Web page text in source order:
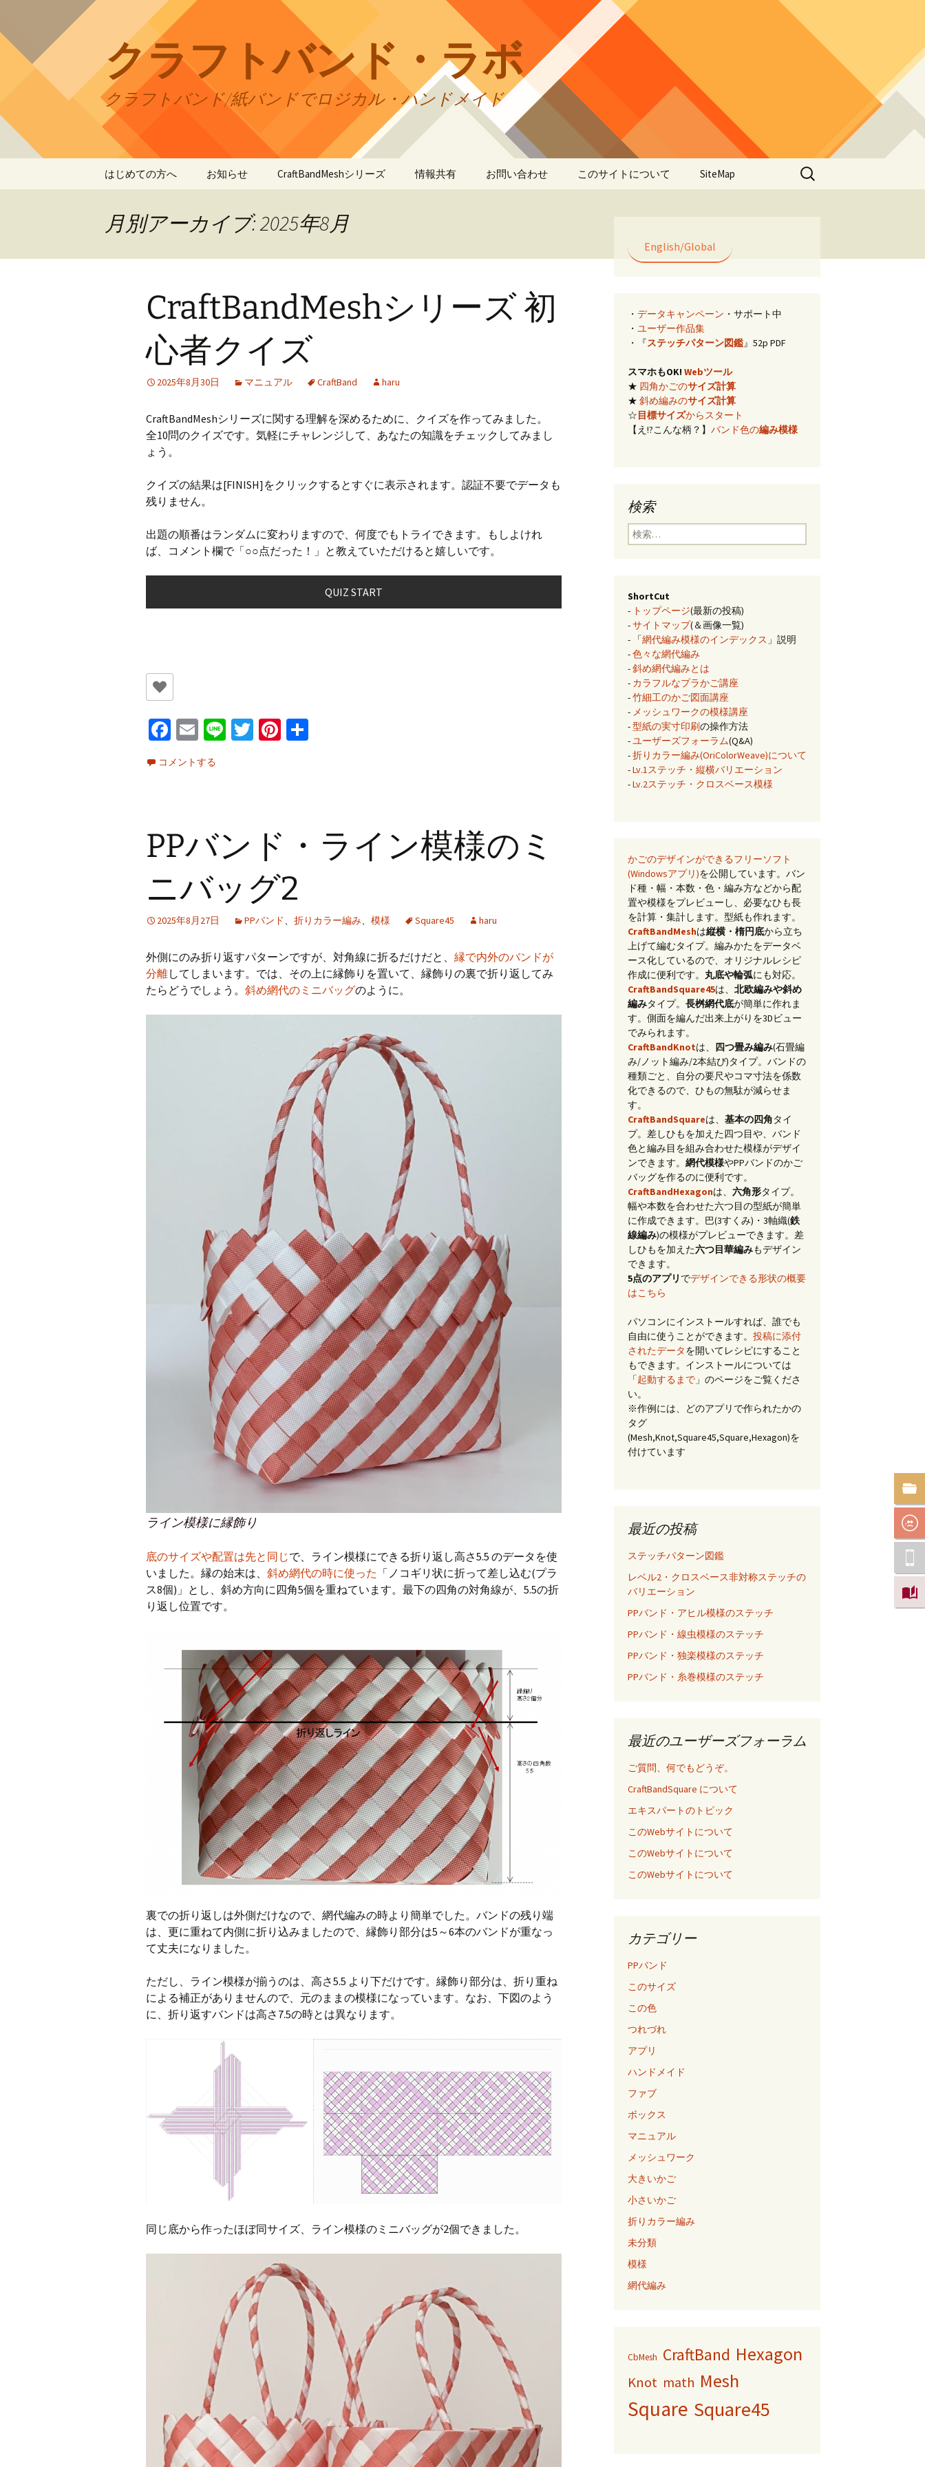
テ
キ
プ
クラフトバンド・ラボ
クラフトバンド/紙バンドでロジカル・ハンドメイド
はじめての方へ お知らせ CraftBandMeshシリーズ
CraftBandSquare45
CraftBandKnot出力例
CraftBandSquare
CbMesh
起動するまで
手動インストール手順
データについて
情報共有
リンク・リンク
四角かごのサイズ計算
目標サイズからの概算
バンド色の編み模様
クロスベースのステッ
チ・2色の組合せ模様
お問い合わせ このサイトについて
折りカラー編み
(OriColorWeave)につい
SiteMap
検
索:
月別アーカイブ: 2025年8月
CraftBandMeshシリーズ 初
心者クイズ
2025年8月30日 マニュアル CraftBand haru
CraftBandMeshシリーズに関する理解を深めるために、クイズを作ってみました。
全10問のクイズです。気軽にチャレンジして、あなたの知識をチェックしてみまし
ょう。
クイズの結果は[FINISH]をクリックするとすぐに表示されます。認証不要でデータも
残りません。
出題の順番はランダムに変わりますので、何度でもトライできます。もしよけれ
ば、コメント欄で「○○点だった！」と教えていただけると嬉しいです。
QUIZ START
Fa
ce
b
k
E
m
ai
Li T
Pi
コメントする
PPバンド・ライン模様のミ
ニバッグ2
2025年8月27日 PPバンド、 折りカラー編み、 模様 Square45 haru
外側にのみ折り返すパターンですが、対角線に折るだけだと、 縁で内外のバンドが
分離してしまいます。では、その上に縁飾りを置いて、縁飾りの裏で折り返してみ
たらどうでしょう。 斜め網代のミニバッグのように。
ライン模様に縁飾り
底のサイズや配置は先と同じで、ライン模様にできる折り返し高さ5.5 のデータを使
いました。縁の始末は、 斜め網代の時に使った 「ノコギリ状に折って差し込む(プラ
ス8個)」とし、斜め方向に四角5個を重ねています。最下の四角の対角線が、5.5の折
り返し位置です。
裏での折り返しは外側だけなので、網代編みの時より簡単でした。バンドの残り端
は、更に重ねて内側に折り込みましたので、縁飾り部分は5～6本のバンドが重なっ
て丈夫になりました。
ただし、ライン模様が揃うのは、高さ5.5 より下だけです。縁飾り部分は、折り重ね
による補正がありませんので、元のままの模様になっています。なお、下図のよう
に、折り返すバンドは高さ7.5の時とは異なります。
同じ底から作ったほぼ同サイズ、ライン模様のミニバッグが2個できました。
English/Global
・ データキャンペーン ・サポート中
・ ユーザー作品集
・『ステッチパターン図鑑』52p PDF
スマホもOK! Webツール
★ 四角かごのサイズ計算
★ 斜め編みのサイズ計算
☆目標サイズからスタート
【え!?こんな柄？】 バンド色の編み模様
検索
検
索:
ShortCut
- トップページ(最新の投稿)
-サイトマップ(＆画像一覧)
- 「網代編み模様のインデックス 」説明
-色々な網代編み
-斜め網代編みとは
- カラフルなプラかご講座
-竹細工のかご図面講座
- メッシュワークの模様講座
-型紙の実寸印刷の操作方法
-ユーザーズフォーラム(Q&A)
-折りカラー編み(OriColorWeave)について
-Lv.1ステッチ・縦横バリエーション
-Lv.2ステッチ・クロスベース模様
かごのデザインができるフリーソフト
(Windowsアプリ)を公開しています。バン
ド種・幅・本数・色・編み方などから配
置や模様をプレビューし、必要なひも長
を計算・集計します。型紙も作れます。
CraftBandMeshは縦横・楕円底から立ち
上げて編むタイプ。編みかたをデータベ
ース化しているので、オリジナルレシピ
作成に便利です。 丸底や輪弧にも対応。
CraftBandSquare45は、 北欧編みや斜め
編みタイプ。 長桝網代底が簡単に作れま
す。側面を編んだ出来上がりを3Dビュー
でみられます。
CraftBandKnotは、 四つ畳み編み(石畳編
み/ノット編み/2本結び)タイプ。バンドの
種類ごと、自分の要尺やコマ寸法を係数
化できるので、ひもの無駄が減らせま
す。
CraftBandSquareは、 基本の四角タイ
プ。差しひもを加えた四つ目や、バンド
色と編み目を組み合わせた模様がデザイ
ンできます。 網代模様やPPバンドのかご
バッグを作るのに便利です。
CraftBandHexagonは、 六角形タイプ。
幅や本数を合わせた六つ目の型紙が簡単
に作成できます。巴(3すくみ)・3軸織(鉄
線編み)の模様がプレビューできます。差
しひもを加えた六つ目華編みもデザイン
できます。
5点のアプリ でデザインできる形状の概要
はこちら
パソコンにインストールすれば、誰でも
自由に使うことができます。 投稿に添付
されたデータを開いてレシピにすること
もできます。インストールについては
「起動するまで 」のページをご覧くださ
い。
※作例には、どのアプリで作られたかの
タグ
(Mesh,Knot,Square45,Square,Hexagon)を
付けています
最近の投稿
ステッチパターン図鑑
レベル2・クロスベース非対称ステッチの
バリエーション
PPバンド・アヒル模様のステッチ
PPバンド・線虫模様のステッチ
PPバンド・独楽模様のステッチ
PPバンド・糸巻模様のステッチ
最近のユーザーズフォーラム
ご質問、何でもどうぞ。
CraftBandSquare について
エキスパートのトピック
このWebサイトについて
このWebサイトについて
このWebサイトについて
カテゴリー
PPバンド
このサイズ
この色
つれづれ
アプリ
ハンドメイド
ファブ
ボックス
マニュアル
メッシュワーク
大きいかご
小さいかご
折りカラー編み
未分類
模様
網代編み
CbMesh CraftBand Hexagon
Knot math Mesh
Square Square45